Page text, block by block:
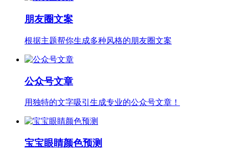
朋友圈文案
根据主题帮你生成多种风格的朋友圈文案
公众号文章
用独特的文字吸引生成专业的公众号文章！
宝宝眼睛颜色预测